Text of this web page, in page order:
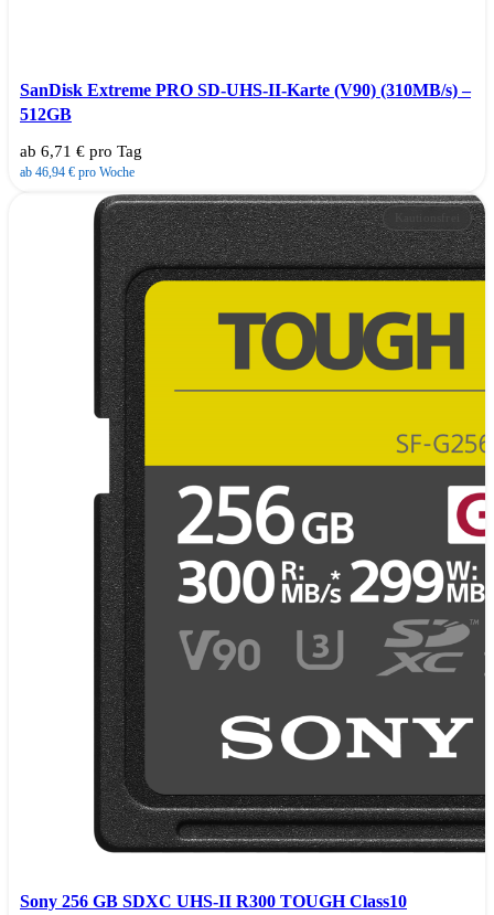
SanDisk Extreme PRO SD-UHS-II-Karte (V90) (310MB/s) –
512GB
ab 6,71 € pro Tag
ab 46,94 € pro Woche
Sony 256 GB SDXC UHS-II R300 TOUGH Class10